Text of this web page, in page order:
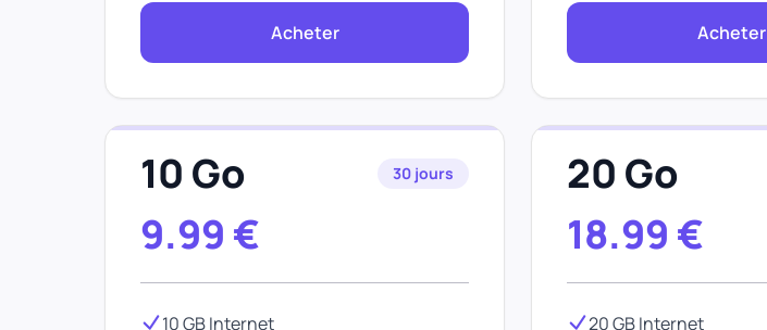
Acheter Acheter
10 Go 30 jours
9.99 €
10 GB Internet
20 Go
18.99 €
20 GB Internet